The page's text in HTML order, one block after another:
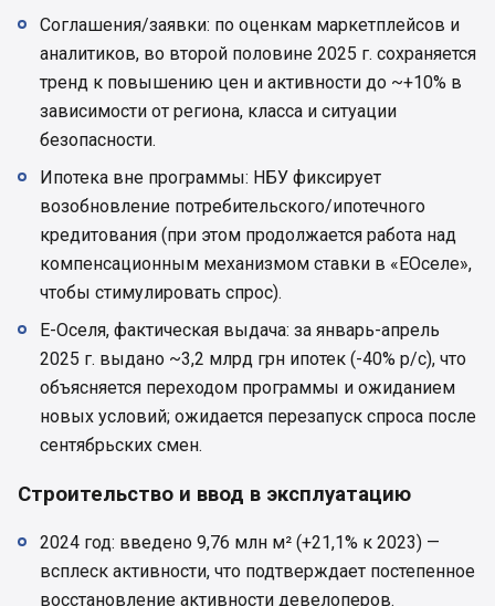
Соглашения/заявки: по оценкам маркетплейсов и
аналитиков, во второй половине 2025 г. сохраняется
тренд к повышению цен и активности до ~+10% в
зависимости от региона, класса и ситуации
безопасности.
Ипотека вне программы: НБУ фиксирует
возобновление потребительского/ипотечного
кредитования (при этом продолжается работа над
компенсационным механизмом ставки в «ЕОселе»,
чтобы стимулировать спрос).
Е-Оселя, фактическая выдача: за январь-апрель
2025 г. выдано ~3,2 млрд грн ипотек (-40% р/с), что
объясняется переходом программы и ожиданием
новых условий; ожидается перезапуск спроса после
сентябрьских смен.
Строительство и ввод в эксплуатацию
2024 год: введено 9,76 млн м² (+21,1% к 2023) —
всплеск активности, что подтверждает постепенное
восстановление активности девелоперов.